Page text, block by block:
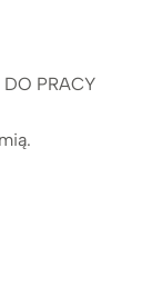
DO PRACY